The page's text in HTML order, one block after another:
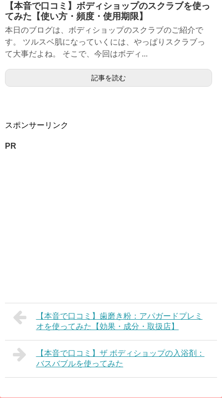
【本音で口コミ】ボディショップのスクラブを使っ
てみた【使い方・頻度・使用期限】
本日のブログは、ボディショップのスクラブのご紹介で
す。 ツルスベ肌になっていくには、やっぱりスクラブっ
て大事だよね。 そこで、今回はボディ...
記事を読む
スポンサーリンク
PR
【本音で口コミ】歯磨き粉：アパガードプレミ
オを使ってみた【効果・成分・取扱店】
【本音で口コミ】ザ ボディショップの入浴剤：
バスバブルを使ってみた